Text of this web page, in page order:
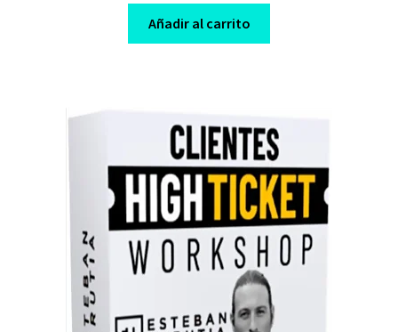
was:
$ 42,00.
is:
$ 10,00.
Añadir al carrito